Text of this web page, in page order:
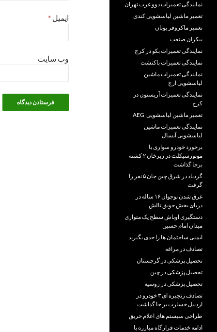
ایمیل *
وب‌ سایت
نمایندگی تعمیرات دوو غرب تهران
تعمیر ماشین لباسشویی کندی
تعمیر ماکروفر بوتان
بیکران صنعت
نمایندگی تعمیرات بکو در کرج
نمایندگی تعمیرات باکنشت
نمایندگی تعمیرات ماشین
لباسشویی ارج
نمایندگی تعمیرات آریستون در
کرج
تعمیر ماشین لباسشویی AEG
نمایندگی تعمیرات ماشین
لباسشویی آبسال
برخورد خودرو سواری با
موتورسیکلت در زبرخان ۲ کشته
برجا گذاشت
گردباد در شرق چین جان ۵ نفر را
گرفت
غرق شدن نوجوان ۱۶ ساله در
دریای بخش حویق تالش
دستگیری اوباش سطح یک متواری
میدان امام حسین
ایمنی ساختمان ها را جدی بگیرید
تصادف در مراغه
تحصیل پزشکی در گرجستان
تحصیل پزشکی در چین
تحصیل پزشکی در روسیه
تصادف زنجیره ای ۳ خودرو در
اردبیل خسارت بر جا گذاشت
طراحی سیستم های اعلام حریق
ادامه خدمات قرارگاه مبارزه با